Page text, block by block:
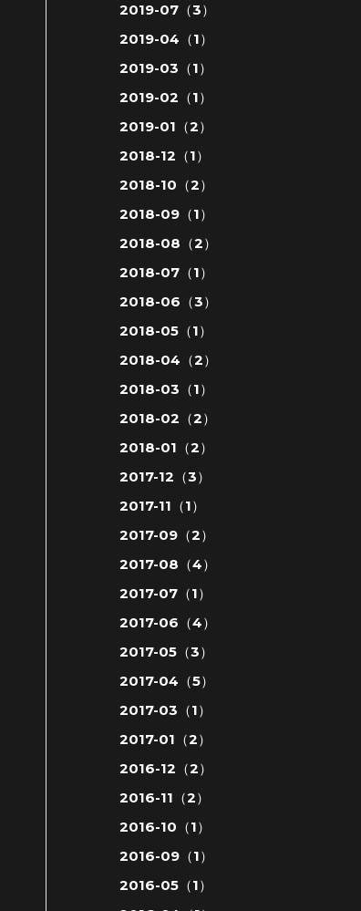
2019-07（3）
2019-04（1）
2019-03（1）
2019-02（1）
2019-01（2）
2018-12（1）
2018-10（2）
2018-09（1）
2018-08（2）
2018-07（1）
2018-06（3）
2018-05（1）
2018-04（2）
2018-03（1）
2018-02（2）
2018-01（2）
2017-12（3）
2017-11（1）
2017-09（2）
2017-08（4）
2017-07（1）
2017-06（4）
2017-05（3）
2017-04（5）
2017-03（1）
2017-01（2）
2016-12（2）
2016-11（2）
2016-10（1）
2016-09（1）
2016-05（1）